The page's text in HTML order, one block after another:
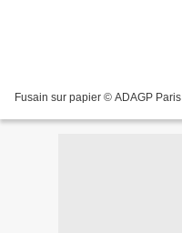
Fusain sur papier © ADAGP Paris